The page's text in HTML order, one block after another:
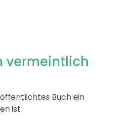
vermeintlich
Buch ein
ist